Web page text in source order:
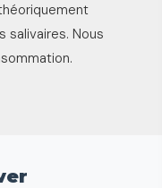
salivaires. Nous